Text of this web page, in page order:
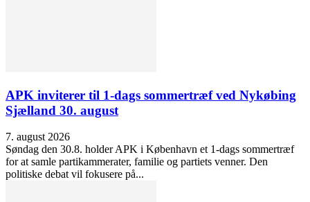
APK inviterer til 1-dags sommertræf ved Nykøbing
Sjælland 30. august
7. august 2026
Søndag den 30.8. holder APK i København et 1-dags sommertræf
for at samle partikammerater, familie og partiets venner. Den
politiske debat vil fokusere på...